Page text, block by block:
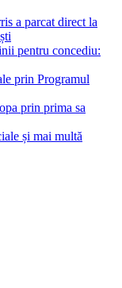
a parcat direct la
pentru concediu:
prin Programul
prin prima sa
și mai multă